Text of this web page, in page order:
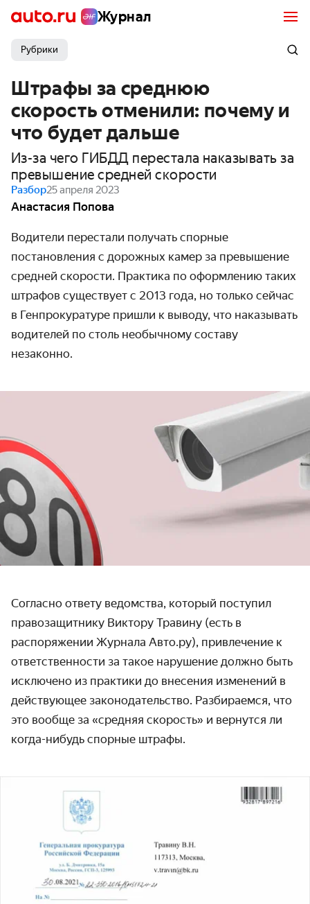
Журнал
Рубрики
Штрафы за среднюю
скорость отменили: почему и
что будет дальше
Из-за чего ГИБДД перестала наказывать за
превышение средней скорости
Разбор25 апреля 2023
Анастасия Попова
Водители перестали получать спорные
постановления с дорожных камер за превышение
средней скорости. Практика по оформлению таких
штрафов существует с 2013 года, но только сейчас
в Генпрокуратуре пришли к выводу, что наказывать
водителей по столь необычному составу
незаконно.
Согласно ответу ведомства, который поступил
правозащитнику Виктору Травину (есть в
распоряжении Журнала Авто.ру), привлечение к
ответственности за такое нарушение должно быть
исключено из практики до внесения изменений в
действующее законодательство. Разбираемся, что
это вообще за «средняя скорость» и вернутся ли
когда-нибудь спорные штрафы.